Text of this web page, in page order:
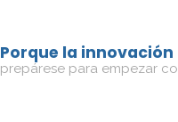
Porque la innovación
prepárese para empezar